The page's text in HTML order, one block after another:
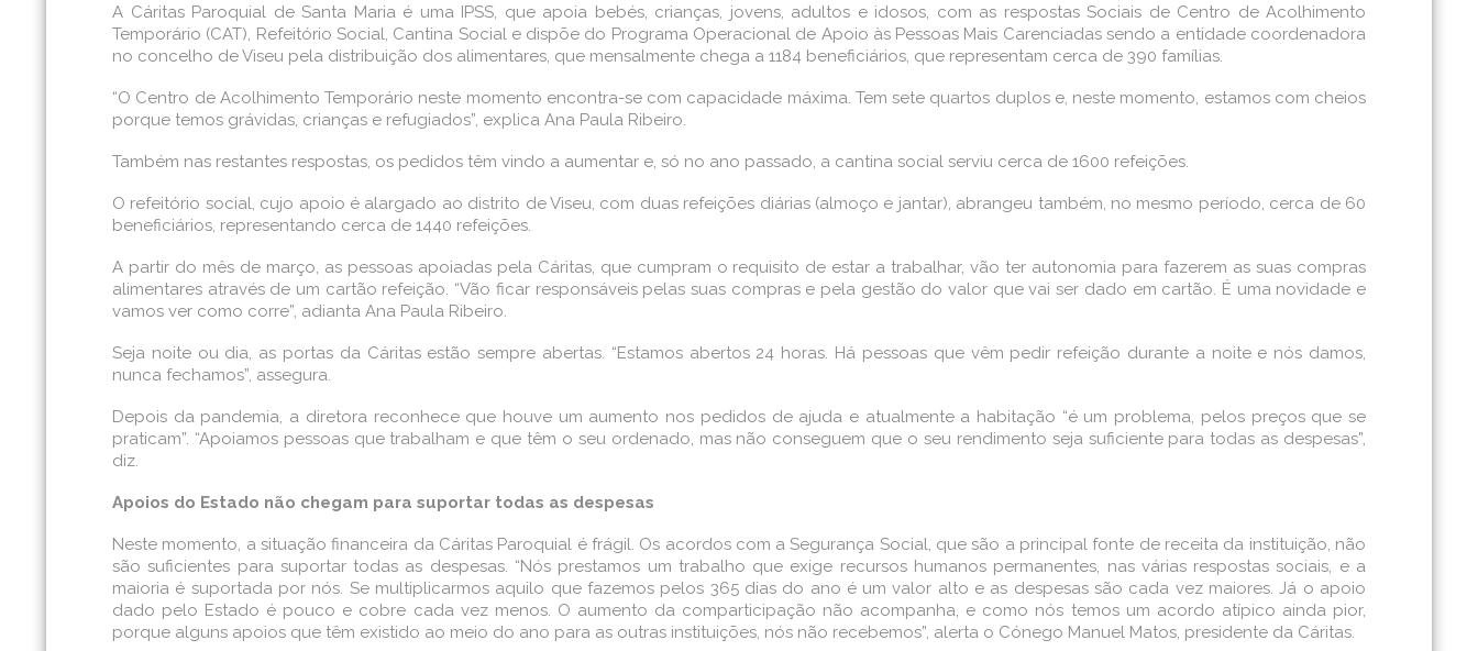
A Cáritas Paroquial de Santa Maria é uma IPSS, que apoia bebés, crianças, jovens, adultos e idosos, com as respostas Sociais de Centro de Acolhimento
Temporário (CAT), Refeitório Social, Cantina Social e dispõe do Programa Operacional de Apoio às Pessoas Mais Carenciadas sendo a entidade coordenadora
no concelho de Viseu pela distribuição dos alimentares, que mensalmente chega a 1184 beneficiários, que representam cerca de 390 famílias.
“O Centro de Acolhimento Temporário neste momento encontra-se com capacidade máxima. Tem sete quartos duplos e, neste momento, estamos com cheios
porque temos grávidas, crianças e refugiados”, explica Ana Paula Ribeiro.
Também nas restantes respostas, os pedidos têm vindo a aumentar e, só no ano passado, a cantina social serviu cerca de 1600 refeições.
O refeitório social, cujo apoio é alargado ao distrito de Viseu, com duas refeições diárias (almoço e jantar), abrangeu também, no mesmo período, cerca de 60
beneficiários, representando cerca de 1440 refeições.
A partir do mês de março, as pessoas apoiadas pela Cáritas, que cumpram o requisito de estar a trabalhar, vão ter autonomia para fazerem as suas compras
alimentares através de um cartão refeição. “Vão ficar responsáveis pelas suas compras e pela gestão do valor que vai ser dado em cartão. É uma novidade e
vamos ver como corre”, adianta Ana Paula Ribeiro.
Seja noite ou dia, as portas da Cáritas estão sempre abertas. “Estamos abertos 24 horas. Há pessoas que vêm pedir refeição durante a noite e nós damos,
nunca fechamos”, assegura.
Depois da pandemia, a diretora reconhece que houve um aumento nos pedidos de ajuda e atualmente a habitação “é um problema, pelos preços que se
praticam”. “Apoiamos pessoas que trabalham e que têm o seu ordenado, mas não conseguem que o seu rendimento seja suficiente para todas as despesas”,
diz.
Apoios do Estado não chegam para suportar todas as despesas
Neste momento, a situação financeira da Cáritas Paroquial é frágil. Os acordos com a Segurança Social, que são a principal fonte de receita da instituição, não
são suficientes para suportar todas as despesas. “Nós prestamos um trabalho que exige recursos humanos permanentes, nas várias respostas sociais, e a
maioria é suportada por nós. Se multiplicarmos aquilo que fazemos pelos 365 dias do ano é um valor alto e as despesas são cada vez maiores. Já o apoio
dado pelo Estado é pouco e cobre cada vez menos. O aumento da comparticipação não acompanha, e como nós temos um acordo atípico ainda pior,
porque alguns apoios que têm existido ao meio do ano para as outras instituições, nós não recebemos”, alerta o Cónego Manuel Matos, presidente da Cáritas.